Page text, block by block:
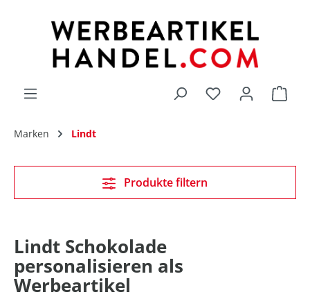
Du hast 0
Marken Lindt
Lindt Schokolade
personalisieren als
Werbeartikel
Produkte filtern